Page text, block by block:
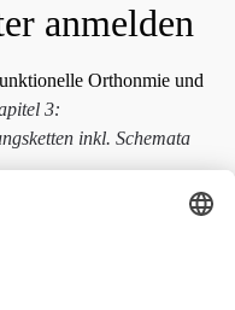
anmelden
Orthonmie und
3:
inkl. Schemata